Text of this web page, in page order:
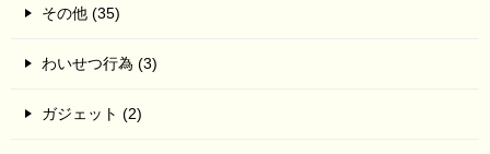
その他 (35)
わいせつ行為 (3)
ガジェット (2)